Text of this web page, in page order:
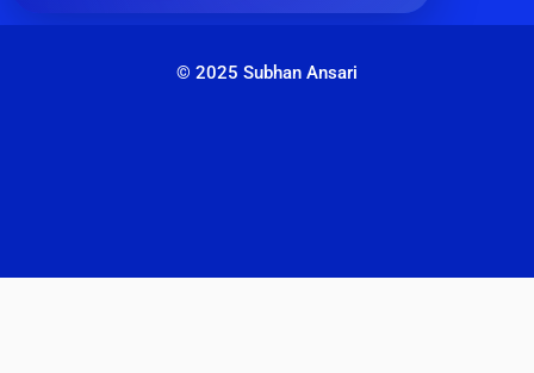
© 2025 Subhan Ansari